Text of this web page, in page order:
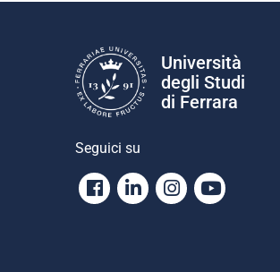
Università
degli Studi
di Ferrara
Seguici su
Facebook
LinkedinInstagram
Youtube